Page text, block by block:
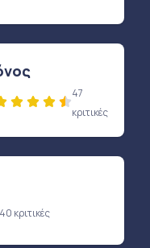
47
κριτικές
κριτικές